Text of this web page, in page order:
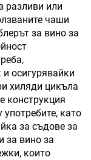
разливи или
чаши
за вино за
осигурявайки
хиляди цикъла
конструкция
като
за съдове за
за вино за
които